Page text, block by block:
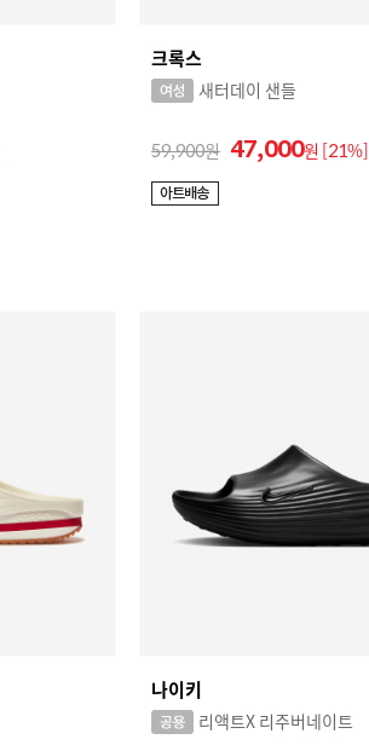
크록스
새터데이 샌들
59,900 47,000원 [21%]
나이키
리액트X 리주버네이트